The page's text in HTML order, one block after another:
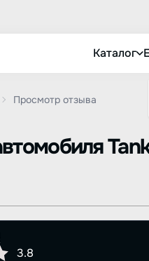
Каталог
Просмотр отзыва
3.8